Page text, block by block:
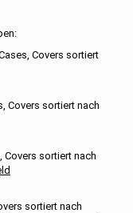
Covers sortiert
Covers sortiert nach
Covers sortiert nach
sortiert nach